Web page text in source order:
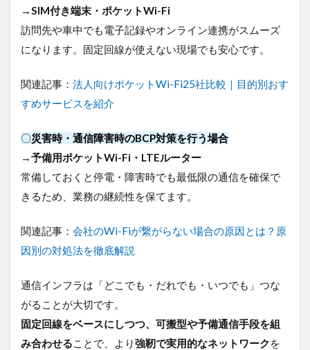
→SIM付き端末・ポケットWi-Fi
訪問先や車中でも電子記録やオンライン連携がスムーズ
になります。固定回線が使えない現場でも安心です。
関連記事： 法人向けポケットWi-Fi25社比較｜目的別おす
すめサービスを紹介
〇災害時・通信障害時のBCP対策を行う場合
→予備用ポケットWi-Fi・LTEルーター
常備しておくと停電・障害時でも最低限の通信を確保で
きるため、業務の継続性を保てます。
関連記事： 会社のWi-Fiが繋がらない場合の原因とは？原
因別の対処法を徹底解説
通信インフラは「どこでも・だれでも・いつでも」つな
がることが大切です。
固定回線をベースにしつつ、可搬型や予備通信手段を組
み合わせることで、より強靭で実用的なネットワーク を